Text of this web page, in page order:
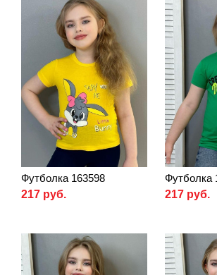
Футболка 163598
217 руб.
Футболка
217 руб.